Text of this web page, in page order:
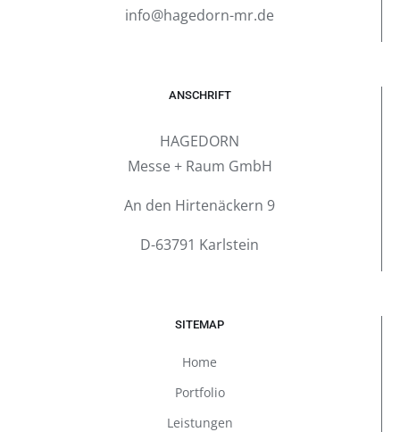
info@hagedorn-mr.de
ANSCHRIFT
HAGEDORN
Messe + Raum GmbH
An den Hirtenäckern 9
D-63791 Karlstein
SITEMAP
Home
Portfolio
Leistungen